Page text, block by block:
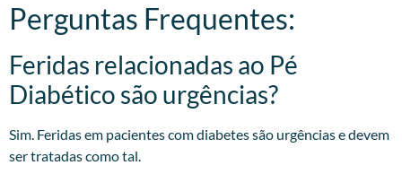
Perguntas Frequentes:
Feridas relacionadas ao Pé
Diabético são urgências?
Sim. Feridas em pacientes com diabetes são urgências e devem
ser tratadas como tal.